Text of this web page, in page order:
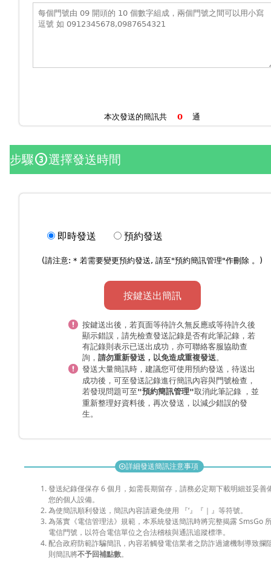
本次發送的簡訊共 通
步驟counter_3選擇發送時間
即時發送 預約發送
(請注意: * 若需要變更預約發送, 請至"預約簡訊管理"作刪除 。)
按鍵送出簡訊
按鍵送出後，若頁面等待許久無反應或等待許久後
顯示錯誤，請先檢查發送記錄是否有此筆記錄，若
有記錄則表示已送出成功，亦可聯絡客服協助查
詢，請勿重新發送，以免造成重複發送。
發送大量簡訊時，建議您可使用預約發送 ，待送出
成功後，可至發送記錄進行簡訊內容與門號檢查，
若發現問題可至"預約簡訊管理"取消此筆記錄 ，並
重新整理好資料後，再次發送，以減少錯誤的發
生。
add_circle詳細發送簡訊注意事項
發送紀錄僅保存 6 個月，如需長期留存，請務必定期下載明細並妥善
您的個人設備。
為使簡訊順利發送，簡訊內容請避免使用 『‘』『｜』等符號。
為落實《電信管理法》規範，本系統發送簡訊時將完整揭露 SmsGo
電信門號，以符合電信單位之合法稽核與通訊追蹤標準。
配合政府防範詐騙簡訊，內容若觸發電信業者之防詐過濾機制導致攔
則簡訊將不予回補點數。